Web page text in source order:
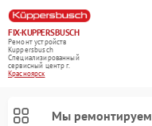
FIX-KUPPERSBUSCH
Ремонт устройств
Kuppersbusch
Специализированный
cервисный центр г.
Красноярск
Мы ремонтируем